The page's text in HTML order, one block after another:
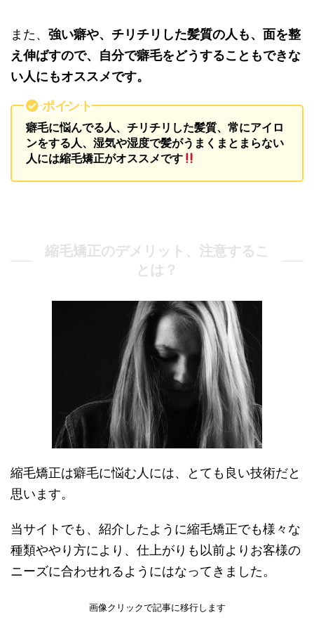
また、 強い癖や、チリチリした髪質の人も、面を整
え伸ばすので、自分で癖毛をどうすることもできな
い人にもオススメです。
ポイント
癖毛に悩んでる人、チリチリした髪質、常にアイロ
ンをする人、湿気や湿度で髪がうまくまとまらない
人には縮毛矯正がオススメです
縮毛矯正のデメリット、注意するこ
とは？
縮毛矯正は癖毛に悩む人には、とても良い技術だと
思います。
当サイトでも、紹介したように縮毛矯正でも様々な
種類ややり方により、仕上がりも以前よりお客様の
ニーズに合わせれるようにはなってきました。
画像クリックで記事に移行します